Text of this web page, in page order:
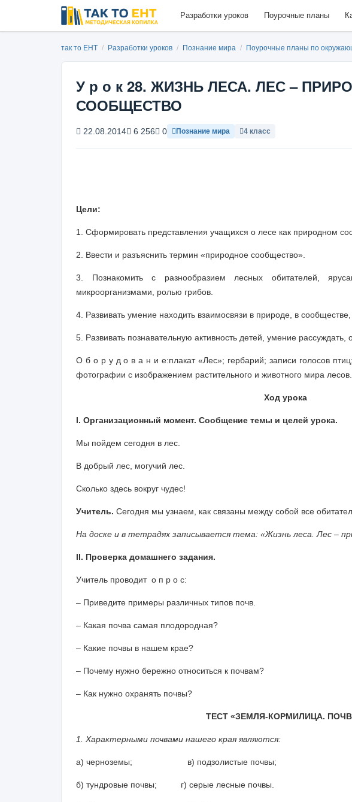
Разработки уроков Поурочные планы
так то ЕНТ / Разработки уроков / Познание мира / Поурочные планы по
У р о к 28. ЖИЗНЬ ЛЕСА. ЛЕС –
СООБЩЕСТВО
22.08.2014 6 256 0 Познание мира 4 класс
Цели:
1. Сформировать представления учащихся о лесе как природном
2. Ввести и разъяснить термин «природное сообщество».
3. Познакомить с разнообразием лесных обитателей,
микроорганизмами, ролью грибов.
4. Развивать умение находить взаимосвязи в природе, в
5. Развивать познавательную активность детей, умение рассуждать,
О б о р у д о в а н и е:плакат «Лес»; гербарий; записи голосов
фотографии с изображением растительного и животного мира лесов.
Ход урока
I. Организационный момент. Сообщение темы и целей урока.
Мы пойдем сегодня в лес.
В добрый лес, могучий лес.
Сколько здесь вокруг чудес!
Учитель. Сегодня мы узнаем, как связаны между собой все
На доске и в тетрадях записывается тема: «Жизнь леса. Лес –
II. Проверка домашнего задания.
Учитель проводит о п р о с:
– Приведите примеры различных типов почв.
– Какая почва самая плодородная?
– Какие почвы в нашем крае?
– Почему нужно бережно относиться к почвам?
– Как нужно охранять почвы?
ТЕСТ «ЗЕМЛЯ-КОРМИЛИЦА.
1. Характерными почвами нашего края являются:
а) черноземы; в) подзолистые почвы;
б) тундровые почвы; г) серые лесные почвы.